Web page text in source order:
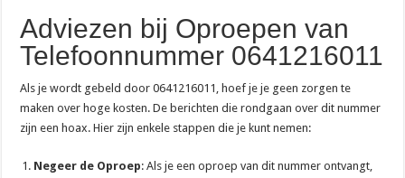
Adviezen bij Oproepen van
Telefoonnummer 0641216011
Als je wordt gebeld door 0641216011, hoef je je geen zorgen te
maken over hoge kosten. De berichten die rondgaan over dit nummer
zijn een hoax. Hier zijn enkele stappen die je kunt nemen:
Negeer de Oproep: Als je een oproep van dit nummer ontvangt,